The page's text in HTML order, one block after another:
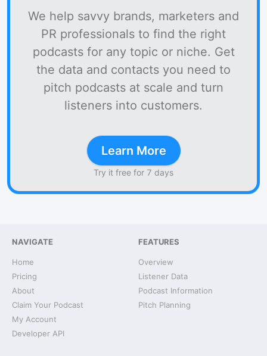
We help savvy brands, marketers and
PR professionals to find the right
podcasts for any topic or niche. Get
the data and contacts you need to
pitch podcasts at scale and turn
listeners into customers.
Learn More
Try it free for 7 days
NAVIGATE
Home
Pricing
About
Claim Your Podcast
My Account
Developer API
FEATURES
Overview
Listener Data
Podcast Information
Pitch Planning